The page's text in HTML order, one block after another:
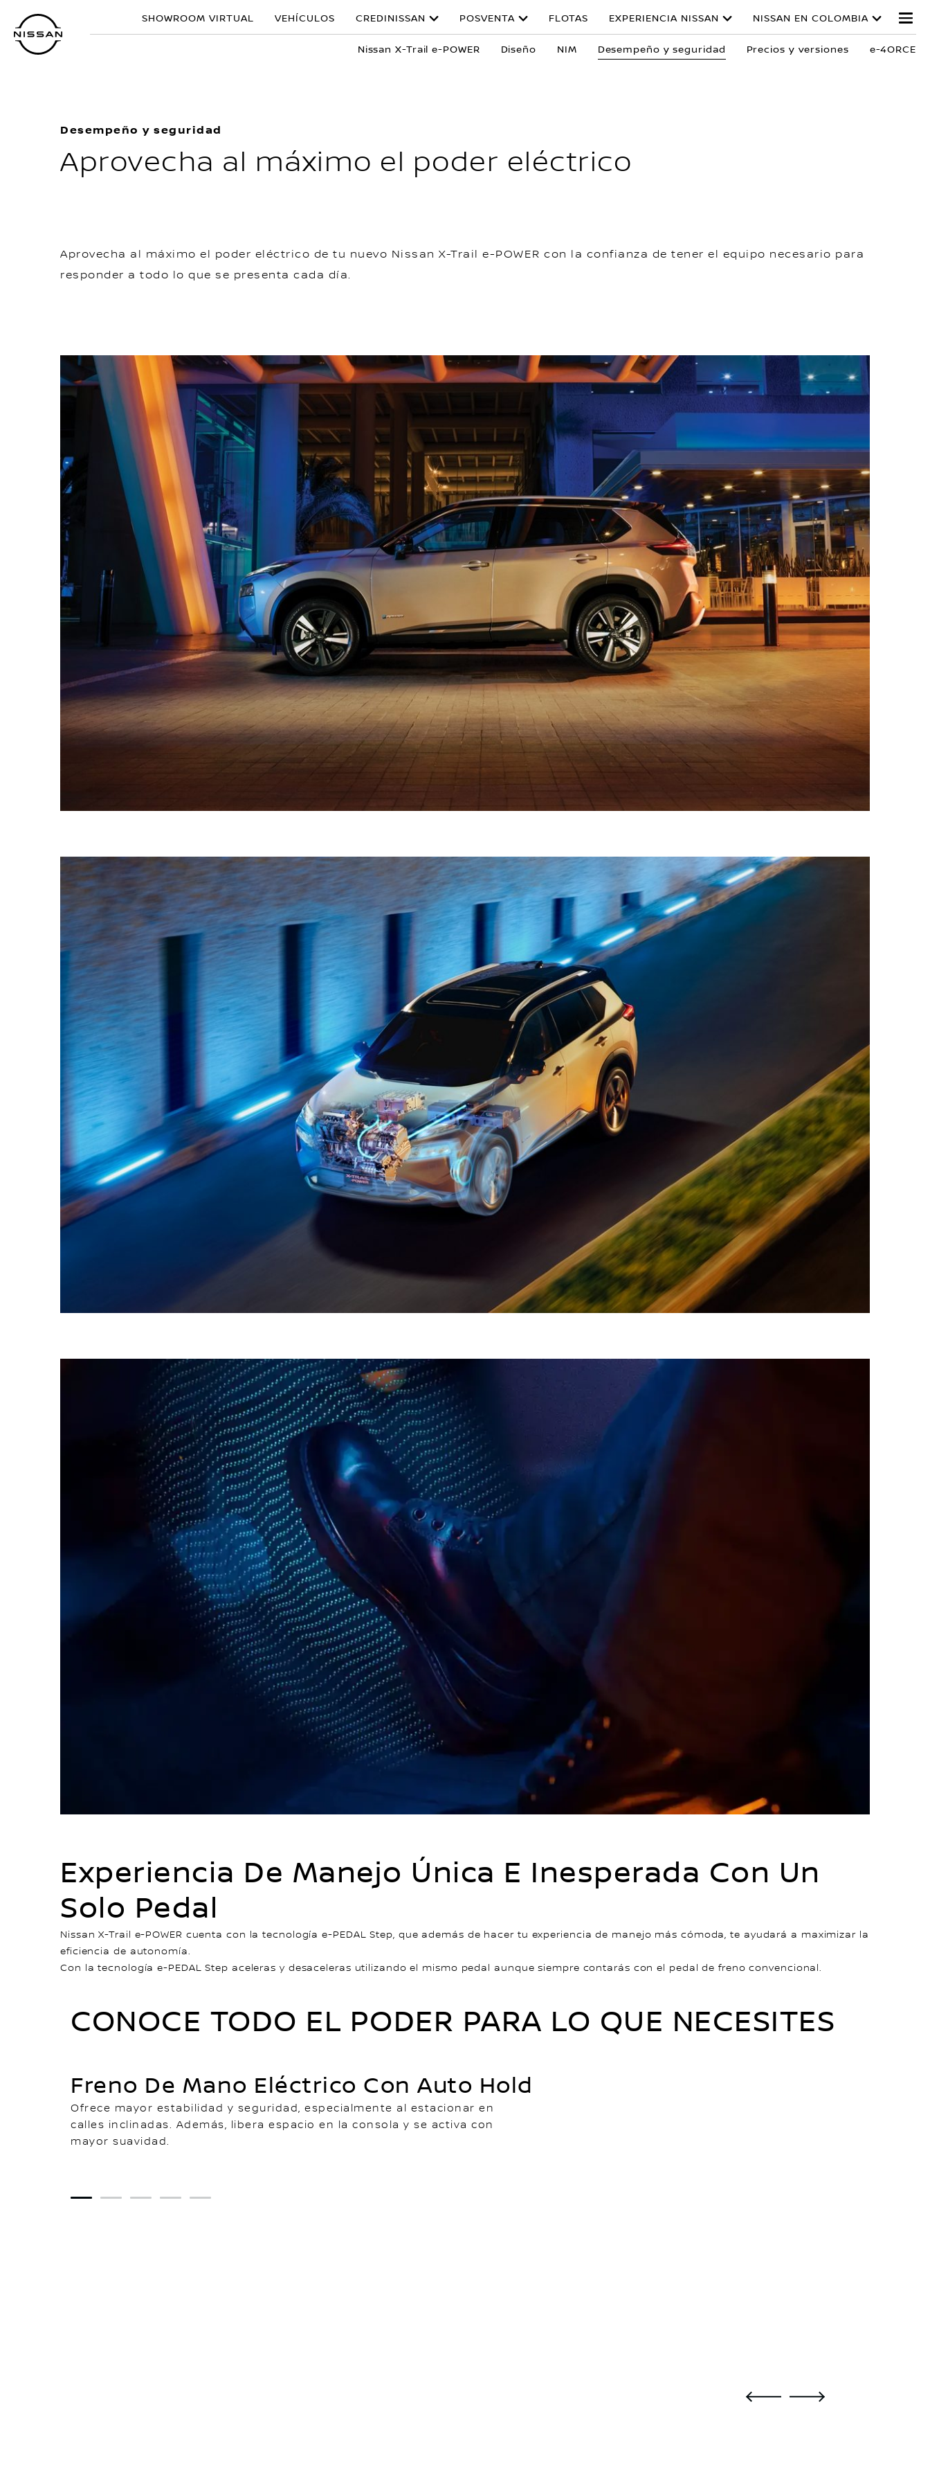
contenido
SHOWROOM VIRTUAL VEHÍCULOS CREDINISSAN POSVENTA FLOTAS EXPERIENCIA NISSAN NISSAN EN COLOMBIA
Nissan X-Trail e-POWER Diseño NIM Desempeño y seguridad Precios y versiones e-4ORCE
Desempeño y seguridad
Aprovecha al máximo el poder eléctrico
Aprovecha al máximo el poder eléctrico de tu nuevo Nissan X-Trail e-POWER con la confianza de tener el equipo necesario para
responder a todo lo que se presenta cada día.
Experiencia De Manejo Única E Inesperada Con Un
Solo Pedal
Nissan X-Trail e-POWER cuenta con la tecnología e-PEDAL Step, que además de hacer tu experiencia de manejo más cómoda, te ayudará a maximizar la
eficiencia de autonomía.
Con la tecnología e-PEDAL Step aceleras y desaceleras utilizando el mismo pedal aunque siempre contarás con el pedal de freno convencional.
CONOCE TODO EL PODER PARA LO QUE NECESITES
Freno De Mano Eléctrico Con Auto Hold
Ofrece mayor estabilidad y seguridad, especialmente al estacionar en
calles inclinadas. Además, libera espacio en la consola y se activa con
mayor suavidad.
1 2 3 4 5